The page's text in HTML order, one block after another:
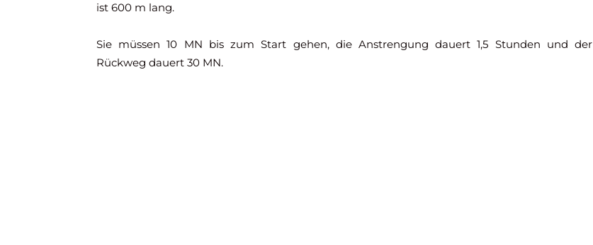
ist 600 m lang.
Sie müssen 10 MN bis zum Start gehen, die Anstrengung dauert 1,5 Stunden und der
Rückweg dauert 30 MN.